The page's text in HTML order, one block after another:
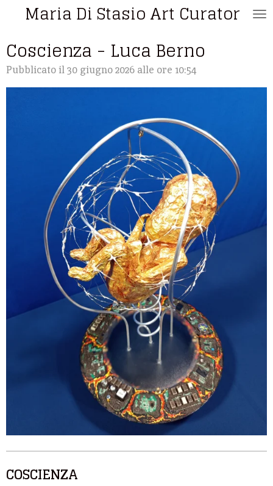
contenuto
principale
Maria Di Stasio Art Curator
Coscienza - Luca Berno
Pubblicato il 30 giugno 2026 alle ore 10:54
COSCIENZA